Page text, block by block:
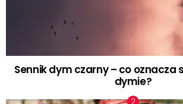
Sennik dym czarny – co oznacza
dymie?